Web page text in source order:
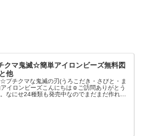
クマ鬼滅☆簡単アイロンビーズ無料図
他
プチクマな鬼滅の刃(うろこだき・さびと・ま
イロンビーズこんにちは☺ご訪問ありがとう
なにせ24種類も発売中なのでまだまだ作れる